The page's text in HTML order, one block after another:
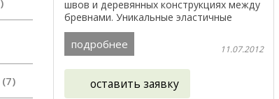
7
швов и деревянных конструкциях между
бревнами. Уникальные эластичные
свойства герметика Perma-Chink
позволяют составу повторять
различные ...
подробнее 11.07.2012
оставить заявку